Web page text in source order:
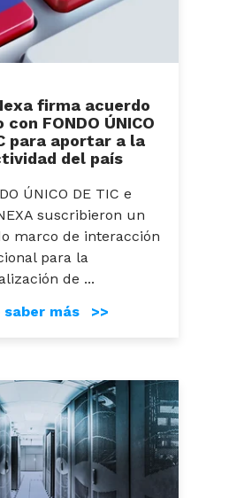
firma acuerdo
con FONDO ÚNICO
para aportar a la
del país
ÚNICO DE TIC e
suscribieron un
marco de interacción
para la
de ...
saber más >>